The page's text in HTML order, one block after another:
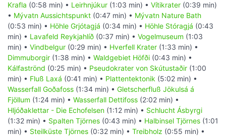
Krafla (0:58 min) • Leirhnjúkur (1:03 min) • Vítikrater (0:39 min)
• Mývatn Aussichtspunkt (0:47 min) • Mývatn Nature Bath
(0:53 min) • Höhle Grjótagjá (0:34 min) • Höhle Stóragjá (0:43
min) • Lavafeld Reykjahlíð (0:37 min) • Vogelmuseum (1:03
min) • Vindbelgur (0:29 min) • Hverfell Krater (1:33 min) •
Dimmuborgir (1:38 min) • Waldgebiet Höfði (0:43 min) •
Kálfaströnd (0:25 min) • Pseudokrater von Skútustaðir (1:00
min) • Fluß Laxá (0:41 min) • Plattentektonik (5:02 min) •
Wasserfall Goðafoss (1:34 min) • Gletscherfluß Jökulsá á
Fjöllum (1:24 min) • Wasserfall Dettifoss (2:02 min) •
Hljóðaklettar - Die Echofelsen (1:12 min) • Schlucht Ásbyrgi
(1:32 min) • Spalten Tjörnes (0:43 min) • Halbinsel Tjörnes (1:01
min) • Steilküste Tjörnes (0:32 min) • Treibholz (0:55 min) •